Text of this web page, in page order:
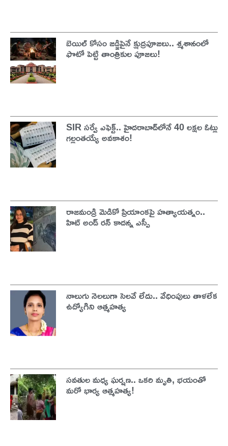
బెయిల్ కోసం జడ్జిపైనే క్షుద్రపూజలు.. శ్మశానంలో
ఫొటో పెట్టి తాంత్రికుల పూజలు!
SIR సర్వే ఎఫెక్ట్.. హైదరాబాద్‌లోనే 40 లక్షల ఓట్లు
గల్లంతయ్యే అవకాశం!
రాజమండ్రి మెడికో ప్రియాంకపై హత్యాయత్నం..
హిట్ అండ్ రన్ కాదన్న ఎస్పీ
నాలుగు నెలలుగా సెలవే లేదు.. వేధింపులు తాళలేక
ఉద్యోగిని ఆత్మహత్య
సవతుల మధ్య ఘర్షణ.. ఒకరి మృతి, భయంతో
మరో భార్య ఆత్మహత్య!